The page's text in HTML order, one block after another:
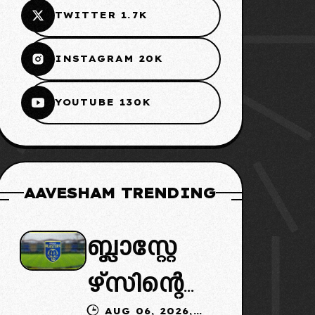
TWITTER 1.7K
INSTAGRAM 20K
YOUTUBE 130K
AAVESHAM TRENDING
ബ്ലാസ്റ്റേ
ഴ്സിന്റെ
AUG 06, 2026,